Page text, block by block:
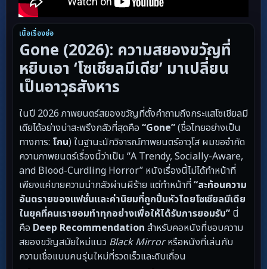
เนื้อเรื่องย่อ
Gone (2026): ความสยองขวัญที่
หยิบเอา ‘โซเชียลมีเดีย’ มาเปลี่ยน
เป็นอาวุธสังหาร
ในปี 2026 ภาพยนตร์สยองขวัญที่ตั้งคำถามถึงกระแสโซเชียลมี
เดียได้อย่างน่าสะพรึงกลัวที่สุดคือ “Gone”(ชื่อไทยอย่างเป็น
ทางการ: โกน) ในฐานะนักวิจารณ์ภาพยนตร์อาวุโส ผมขอจำกัด
ความภาพยนตร์เรื่องนี้ว่าเป็น “A Trendy, Socially-Aware,
and Blood-Curdling Horror” หนังเรื่องนี้ไม่ได้ทำหน้าที่
เพียงแค่ขายความน่ากลัวผ่านผีร้าย แต่ทำหน้าที่“สะท้อนความ
อันตรายของแฟชั่นและค่านิยมที่ถูกปั่นหัวโดยโซเชียลมีเดีย
ในยุคที่คนเรายอมทำทุกอย่างเพื่อให้ได้รับการยอมรับ” นี่
คือ Deep Recommendation สำหรับคอหนังที่ชอบความ
สยองขวัญสมัยใหม่แนว Black Mirrorหรือหนังที่เล่นกับ
ความเชื่อแบบคนรุ่นใหม่ที่รวดเร็วและดิบเถื่อน